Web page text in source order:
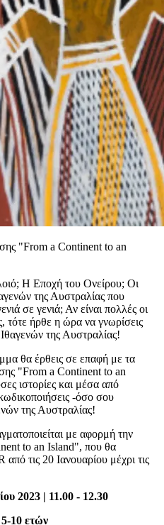
"From a Continent to an
Η Εποχή του Ονείρου; Οι
της Αυστραλίας που
σε γενιά; Αν είναι πολλές οι
τότε ήρθε η ώρα να γνωρίσεις
της Αυστραλίας!
θα έρθεις σε επαφή με τα
"From a Continent to an
ιστορίες και μέσα από
-όσο σου
της Αυστραλίας!
με αφορμή την
to an Island", που θα
τις 20 Ιανουαρίου μέχρι τις
2023 | 11.00 - 12.30
5-10 ετών